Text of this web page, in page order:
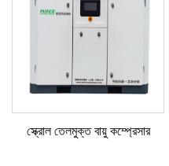
স্ক্রোল তেলমুক্ত বায়ু কম্প্রেসার